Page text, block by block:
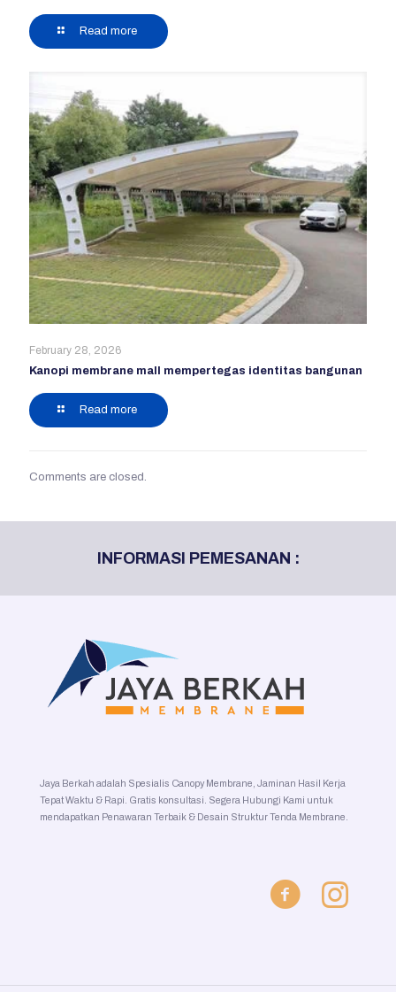
Read more
February 28, 2026
Kanopi membrane mall mempertegas identitas bangunan
Read more
Comments are closed.
INFORMASI PEMESANAN :
Jaya Berkah adalah Spesialis Canopy Membrane, Jaminan Hasil Kerja
Tepat Waktu & Rapi. Gratis konsultasi. Segera Hubungi Kami untuk
mendapatkan Penawaran Terbaik & Desain Struktur Tenda Membrane.